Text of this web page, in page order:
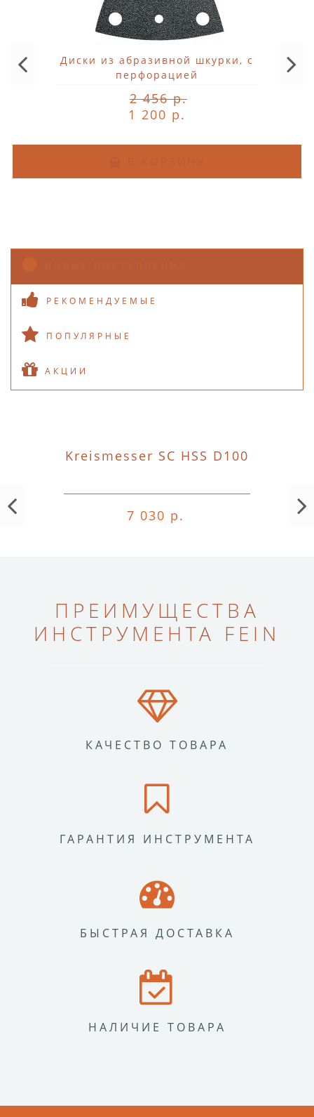
Диски из абразивной шкурки, с
перфорацией
2 456 р.
1 200 р.
РЕКОМЕНДУЕМЫЕ
ПОПУЛЯРНЫЕ
АКЦИИ
Kreismesser SC HSS D100
7 030 р.
ПРЕИМУЩЕСТВА
ИНСТРУМЕНТА FEIN
КАЧЕСТВО ТОВАРА
ГАРАНТИЯ ИНСТРУМЕНТА
БЫСТРАЯ ДОСТАВКА
НАЛИЧИЕ ТОВАРА